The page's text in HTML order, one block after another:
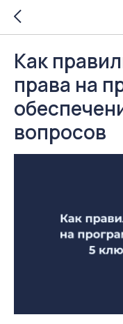
Как
права на
вопросов